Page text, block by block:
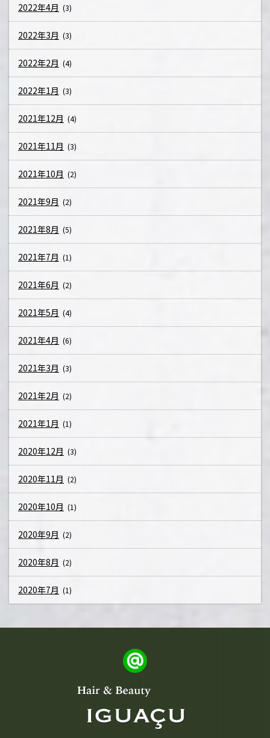
2022年4月 (3)
2022年3月 (3)
2022年2月 (4)
2022年1月 (3)
2021年12月 (4)
2021年11月 (3)
2021年10月 (2)
2021年9月 (2)
2021年8月 (5)
2021年7月 (1)
2021年6月 (2)
2021年5月 (4)
2021年4月 (6)
2021年3月 (3)
2021年2月 (2)
2021年1月 (1)
2020年12月 (3)
2020年11月 (2)
2020年10月 (1)
2020年9月 (2)
2020年8月 (2)
2020年7月 (1)